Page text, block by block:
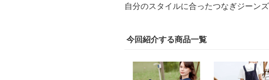
自分のスタイルに合ったつなぎジーン
今回紹介する商品一覧